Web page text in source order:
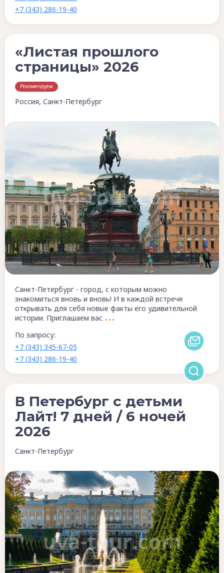
+7 (343) 286-19-40
«Листая прошлого
страницы» 2026
Рекомендуем
Россия, Санкт-Петербург
Санкт-Петербург - город, с которым можно
знакомиться вновь и вновь! И в каждой встрече
открывать для себя новые факты его удивительной
истории. Приглашаем вас
По запросу:
+7 (343) 345-67-05
+7 (343) 286-19-40
В Петербург с детьми
Лайт! 7 дней / 6 ночей
2026
Санкт-Петербург